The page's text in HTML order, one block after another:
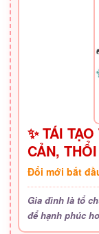
✨ TÁI
CẢN,
Đổi mới bắt
Gia đình là tổ
để hạnh phúc